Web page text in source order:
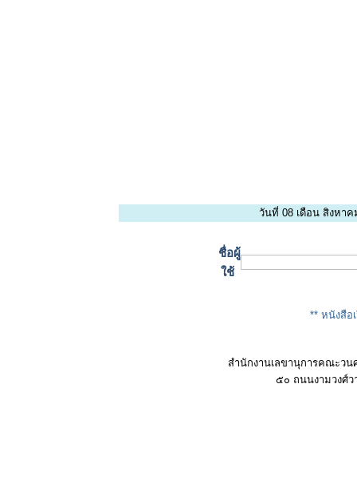
วันที่ 08 เดือน สิงหา
ชื่อผู้
ใช้
** หนังสือ
สำนักงานเลขานุการคณะว
๕๐ ถนนงามวงศ์ว